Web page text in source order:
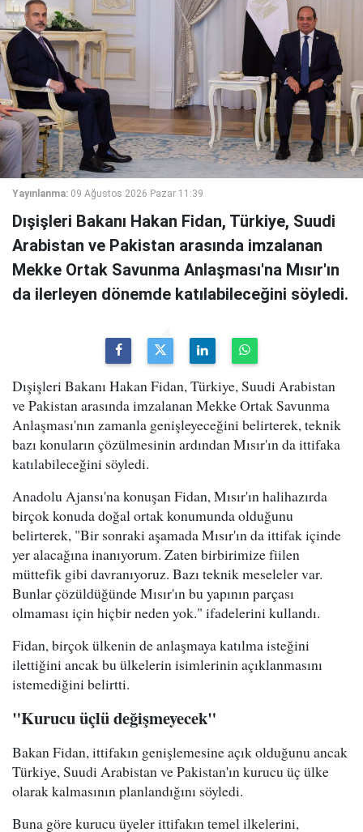
Yayınlanma: 09 Ağustos 2026 Pazar 11:39
Dışişleri Bakanı Hakan Fidan, Türkiye, Suudi
Arabistan ve Pakistan arasında imzalanan
Mekke Ortak Savunma Anlaşması'na Mısır'ın
da ilerleyen dönemde katılabileceğini söyledi.
Dışişleri Bakanı Hakan Fidan, Türkiye, Suudi Arabistan
ve Pakistan arasında imzalanan Mekke Ortak Savunma
Anlaşması'nın zamanla genişleyeceğini belirterek, teknik
bazı konuların çözülmesinin ardından Mısır'ın da ittifaka
katılabileceğini söyledi.
Anadolu Ajansı'na konuşan Fidan, Mısır'ın halihazırda
birçok konuda doğal ortak konumunda olduğunu
belirterek, "Bir sonraki aşamada Mısır'ın da ittifak içinde
yer alacağına inanıyorum. Zaten birbirimize fiilen
müttefik gibi davranıyoruz. Bazı teknik meseleler var.
Bunlar çözüldüğünde Mısır'ın bu yapının parçası
olmaması için hiçbir neden yok." ifadelerini kullandı.
Fidan, birçok ülkenin de anlaşmaya katılma isteğini
ilettiğini ancak bu ülkelerin isimlerinin açıklanmasını
istemediğini belirtti.
"Kurucu üçlü değişmeyecek"
Bakan Fidan, ittifakın genişlemesine açık olduğunu ancak
Türkiye, Suudi Arabistan ve Pakistan'ın kurucu üç ülke
olarak kalmasının planlandığını söyledi.
Buna göre kurucu üyeler ittifakın temel ilkelerini,